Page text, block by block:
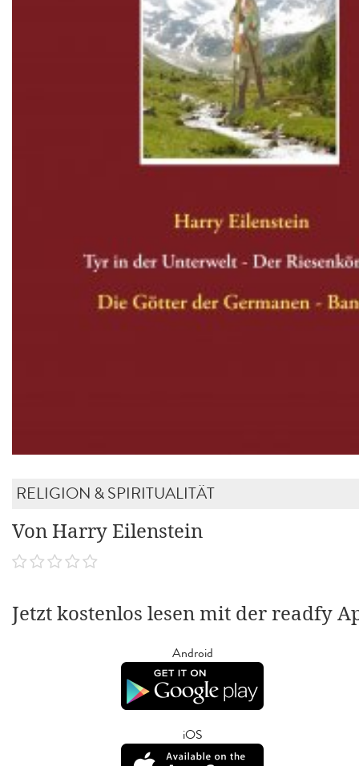
RELIGION & SPIRITUALITÄT
Von Harry Eilenstein
Jetzt kostenlos lesen mit der readfy
Android
iOS